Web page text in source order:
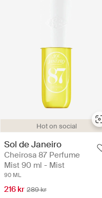
Hot on social
Sol de Janeiro
Cheirosa 87 Perfume
Mist 90 ml - Mist
90 ML
216 kr 289 kr